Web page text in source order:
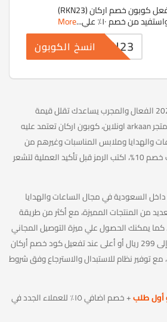
فعل كوبون خصم اركان (RKN23)
من خصم ١٠٪ علي ...
More
RKN23 انسخ الكوبون
كود خصم أركان للساعات 2026 الفعال والمجرب يساعدك تقلل قيمة
فاتورتك عند تجهيز طلبك في متجر arkaan اونلاين، كوبون اركان تعتمد عليه
والهدايا وملابس المناسبات وغيرهم من
الطلبات المختارة حيث يعطيك خصم 10%، اكتب الرمز قبل تأكيد العملية لتشعر
السعودية في مجال الساعات والهدايا
من المنتجات المميزة، مع أكثر من طريقة
كما يمكنك الحصول علي ميزة التوصيل المجاني
عند وصول قيمة المشتريات إلى 299 ريال أو أعلى عند تفعيل كود خصم أركان
للساعات شحن مجاني 2026، مع توفير نظام للاستبدال والاسترجاع وفق شروط
أول طلب
+ خصم اضافي ١٥٪ للعملاء الجدد في